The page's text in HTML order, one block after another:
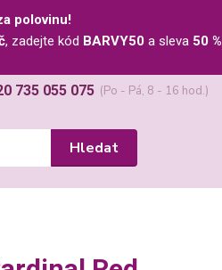
polovinu!
, zadejte kód BARVY50 a sleva 50 %
Hledat
735 055 075 (Po - Pá, 8 - 16 hod.)